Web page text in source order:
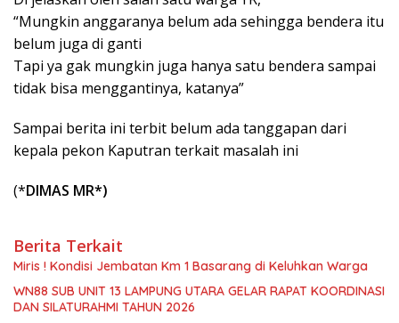
“Mungkin anggaranya belum ada sehingga bendera itu
belum juga di ganti
Tapi ya gak mungkin juga hanya satu bendera sampai
tidak bisa menggantinya, katanya”
Sampai berita ini terbit belum ada tanggapan dari
kepala pekon Kaputran terkait masalah ini
(*DIMAS MR*)
Berita Terkait
Miris ! Kondisi Jembatan Km 1 Basarang di Keluhkan Warga
WN88 SUB UNIT 13 LAMPUNG UTARA GELAR RAPAT KOORDINASI
DAN SILATURAHMI TAHUN 2026